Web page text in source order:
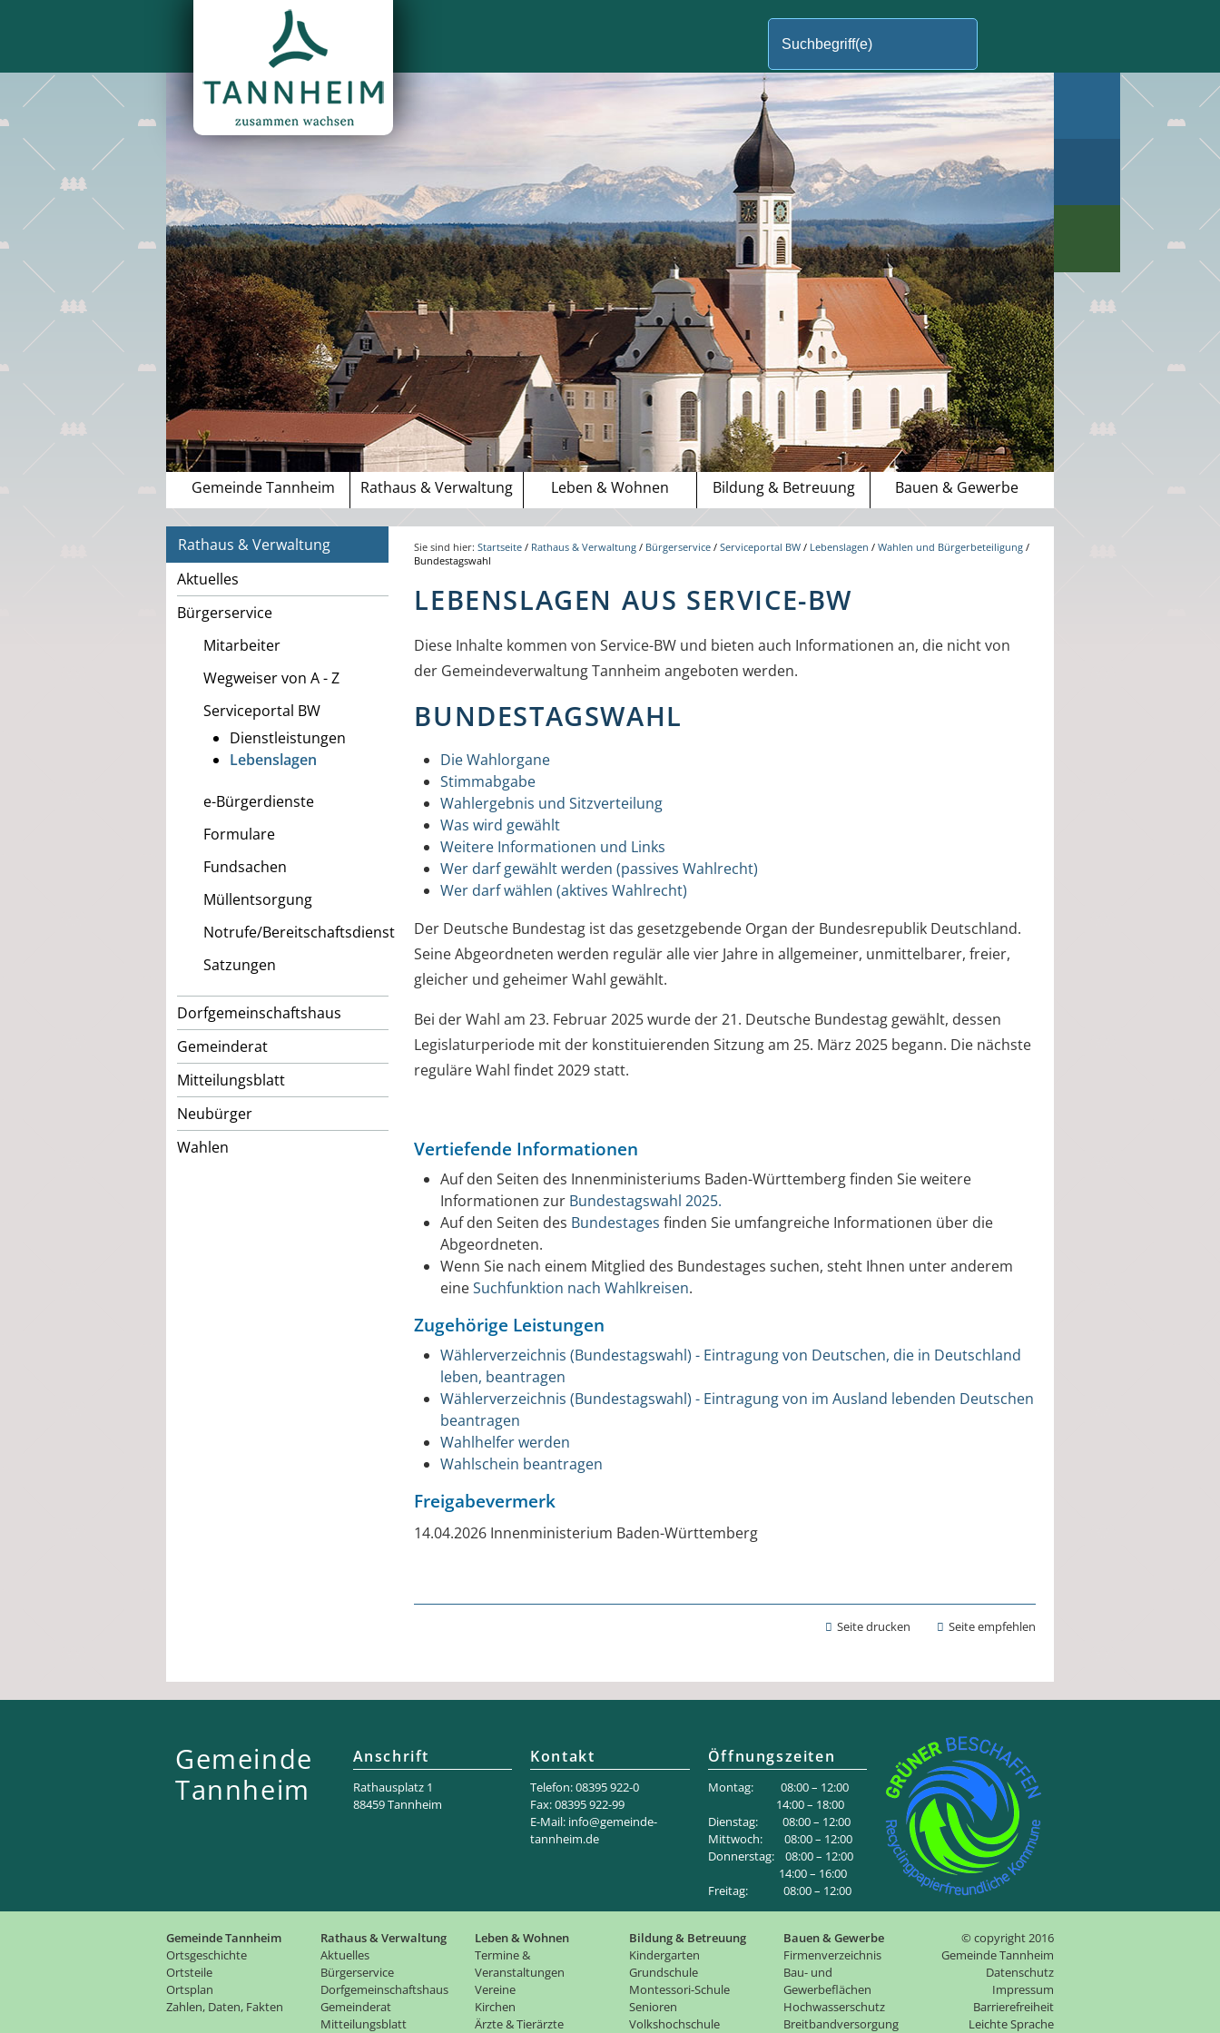
Gemeinde Tannheim Rathaus & Verwaltung Leben & Wohnen Bildung & Betreuung Bauen & Gewerbe
Rathaus & Verwaltung
Aktuelles
Bürgerservice
Mitarbeiter
Wegweiser von A - Z
Serviceportal BW
Dienstleistungen
Lebenslagen
e-Bürgerdienste
Formulare
Fundsachen
Müllentsorgung
Notrufe/Bereitschaftsdienst
Satzungen
Dorfgemeinschaftshaus
Gemeinderat
Mitteilungsblatt
Neubürger
Wahlen
Sie sind hier:Startseite / Rathaus & Verwaltung / Bürgerservice /Serviceportal BW / Lebenslagen /Wahlen und Bürgerbeteiligung /
Bundestagswahl
LEBENSLAGEN AUS SERVICE-BW
Diese Inhalte kommen von Service-BW und bieten auch Informationen an, die nicht von
der Gemeindeverwaltung Tannheim angeboten werden.
BUNDESTAGSWAHL
Die Wahlorgane
Stimmabgabe
Wahlergebnis und Sitzverteilung
Was wird gewählt
Weitere Informationen und Links
Wer darf gewählt werden (passives Wahlrecht)
Wer darf wählen (aktives Wahlrecht)
Der Deutsche Bundestag ist das gesetzgebende Organ der Bundesrepublik Deutschland.
Seine Abgeordneten werden regulär alle vier Jahre in allgemeiner, unmittelbarer, freier,
gleicher und geheimer Wahl gewählt.
Bei der Wahl am 23. Februar 2025 wurde der 21. Deutsche Bundestag gewählt, dessen
Legislaturperiode mit der konstituierenden Sitzung am 25. März 2025 begann. Die nächste
reguläre Wahl findet 2029 statt.
Vertiefende Informationen
Auf den Seiten des Innenministeriums Baden-Württemberg finden Sie weitere
Informationen zur Bundestagswahl 2025.
Auf den Seiten des Bundestages finden Sie umfangreiche Informationen über die
Abgeordneten.
Wenn Sie nach einem Mitglied des Bundestages suchen, steht Ihnen unter anderem
eineSuchfunktion nach Wahlkreisen.
Zugehörige Leistungen
Wählerverzeichnis (Bundestagswahl) - Eintragung von Deutschen, die in Deutschland
leben, beantragen
Wählerverzeichnis (Bundestagswahl) - Eintragung von im Ausland lebenden Deutschen
beantragen
Wahlhelfer werden
Wahlschein beantragen
Freigabevermerk
14.04.2026 Innenministerium Baden-Württemberg
Seite drucken Seite empfehlen
Gemeinde
Tannheim
Anschrift
Rathaus­platz 1
88459 Tannheim
Kontakt
Telefon: 08395 922-0
Fax: 08395 922-99
E-Mail: info@gemeinde-
tannheim.de
Öffnungszeiten
Montag: 08:00 – 12:00
14:00 – 18:00
Dienstag: 08:00 – 12:00
Mittwoch: 08:00 – 12:00
Donnerstag: 08:00 – 12:00
14:00 – 16:00
Freitag: 08:00 – 12:00
Gemeinde Tannheim
Ortsgeschichte
Ortsteile
Ortsplan
Zahlen, Daten, Fakten
Rathaus & Verwaltung
Aktuelles
Bürgerservice
Dorfgemeinschaftshaus
Gemeinderat
Mitteilungsblatt
Leben & Wohnen
Termine &
Veranstaltungen
Vereine
Kirchen
Ärzte & Tierärzte
Bildung & Betreuung
Kindergarten
Grundschule
Montessori-Schule
Senioren
Volkshochschule
Bauen & Gewerbe
Firmenverzeichnis
Bau- und
Gewerbeflächen
Hochwasserschutz
Breitbandversorgung
© copyright 2016
Gemeinde Tannheim
Datenschutz
Impressum
Barrierefreiheit
Leichte Sprache